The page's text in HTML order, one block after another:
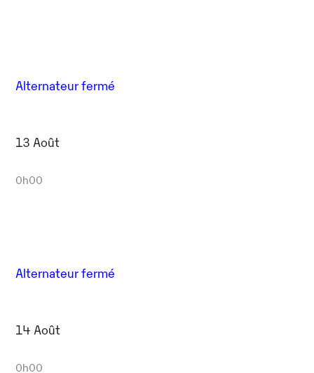
Alternateur fermé
13 Août
0h00
Alternateur fermé
14 Août
0h00